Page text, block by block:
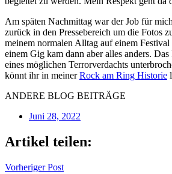
Am späten Nachmittag war der Job für
zurück in den Pressebereich um die Fotos
meinem normalen Alltag auf einem
einem Gig kam dann aber alles anders.
eines möglichen Terrorverdachts
könnt ihr in meinerRock am Ring Historie
ANDERE BLOG BEITRÄGE​
Juni 28, 2022
Artikel teilen:
Vorheriger Post